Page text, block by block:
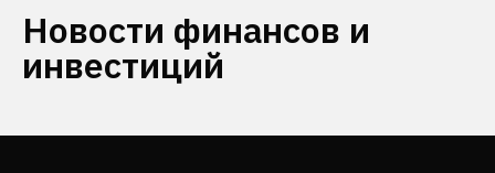
Новости финансов и
инвестиций